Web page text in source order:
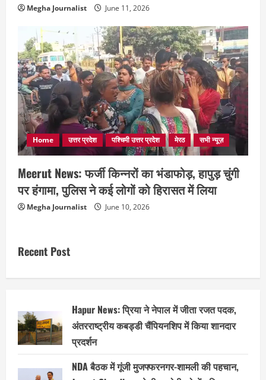
Megha Journalist June 11, 2026
Home उत्तर प्रदेश पश्चिमी उत्तर प्रदेश मेरठ सभी न्यूज़
Meerut News: फर्जी किन्नरों का भंडाफोड़, हापुड़ चुंगी
पर हंगामा, पुलिस ने कई लोगों को हिरासत में लिया
Megha Journalist June 10, 2026
Recent Post
Hapur News: प्रिया ने नेपाल में जीता रजत पदक,
अंतरराष्ट्रीय कबड्डी चैंपियनशिप में किया शानदार
प्रदर्शन
NDA बैठक में गूंजी मुजफ्फरनगर-शामली की पहचान,